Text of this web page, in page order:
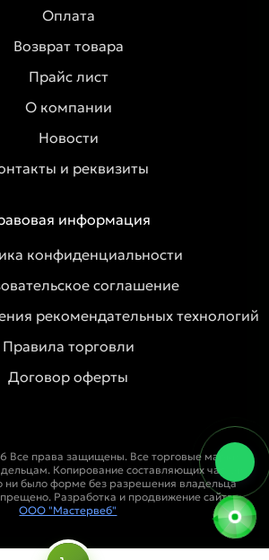
Оплата
Возврат товара
Прайс лист
О компании
Новости
и реквизиты
информация
конфиденциальности
соглашение
рекомендательных технологий
Правила торговли
Договор оферты
Все права защищены. Все торговые марки
Копирование составляющих частей
ни было форме без разрешения владельца
Разработка и продвижение сайта
ООО "Мастервеб"